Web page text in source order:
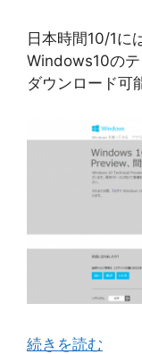
日本時間10/1
Windows10の
ダウンロード可
続きを読む